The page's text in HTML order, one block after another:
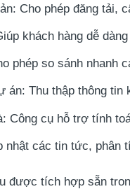
Cho phép đăng
khách hàng dễ
phép so sánh nhanh
án: Thu thập thông tin
Công cụ hỗ trợ tính
nhật các tin tức,
được tích hợp sẵn